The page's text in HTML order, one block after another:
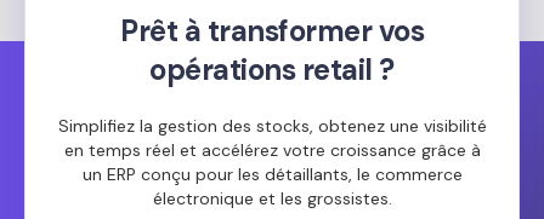
Prêt à transformer vos
opérations retail ?
Simplifiez la gestion des stocks, obtenez une visibilité
en temps réel et accélérez votre croissance grâce à
un ERP conçu pour les détaillants, le commerce
électronique et les grossistes.